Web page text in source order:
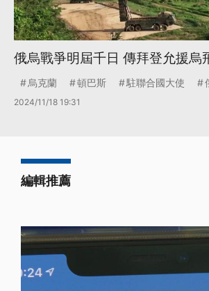
俄烏戰爭明屆千日 傳拜登允援烏
烏克蘭 頓巴斯 駐聯合國大使
2024/11/18 19:31
編輯推薦